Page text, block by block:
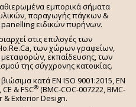
εμπορικά σήματα
παραγωγής πάγκων &
ειδικών πυρήνων.
στις επιλογές των
των χώρων γραφείων,
μεταφορών, εκπαίδευσης, των
της σύγχρονης κατοικίας.
κατά EN ISO 9001:2015, EN
CE & FSC® (BMC-COC-007222, BMC-
& Exterior Design.